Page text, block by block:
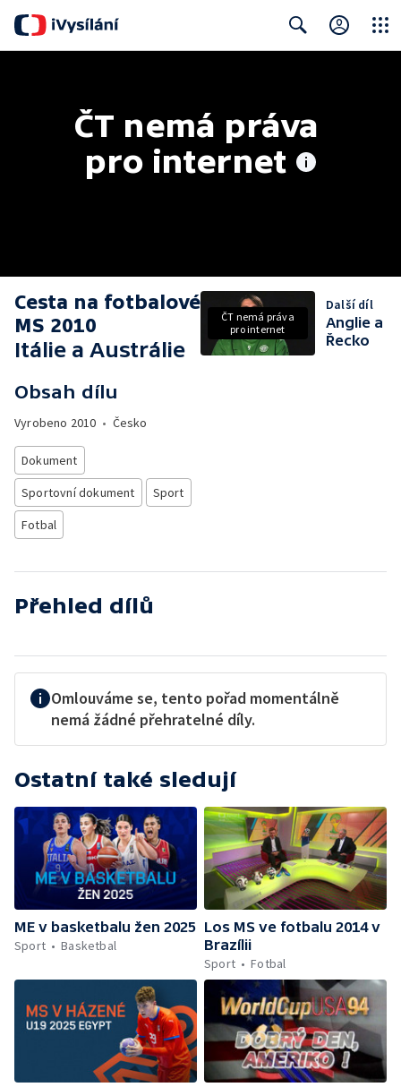
ČT nemá práva
pro internet
Cesta na fotbalové
MS 2010
Itálie a Austrálie
Obsah dílu
Vyrobeno 2010 • Česko
Dokument
Sportovní dokument
Sport
Fotbal
ČT nemá práva
pro internet
Další díl
Anglie a
Řecko
Přehled dílů
Omlouváme se, tento pořad momentálně
nemá žádné přehratelné díly.
Ostatní také sledují
ME v basketbalu žen 2025
Sport
Basketbal
Los MS ve fotbalu 2014 v
Brazílii
Sport
Fotbal